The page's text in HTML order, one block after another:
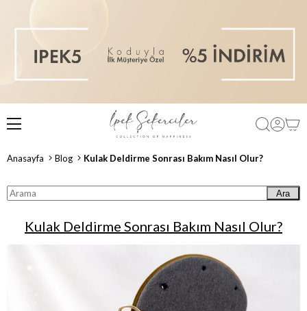
Anasayfa Blog Kulak Deldirme Sonrası Bakım Nasıl Olur?
Ara
Kulak Deldirme Sonrası Bakım Nasıl Olur?